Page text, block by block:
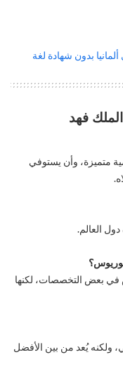
بدون شهادة لغة
فهد
متميزة، وأن يستوفي
العالم.
في بعض التخصصات، لكنها
ولكنه يُعد من بين الأفضل